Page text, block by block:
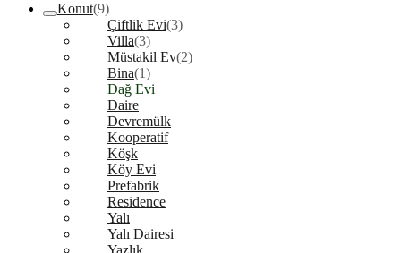
Konut(9)
Çiftlik Evi(3)
Villa(3)
Müstakil Ev(2)
Bina(1)
Dağ Evi
Daire
Devremülk
Kooperatif
Köşk
Köy Evi
Prefabrik
Residence
Yalı
Yalı Dairesi
Yazlık